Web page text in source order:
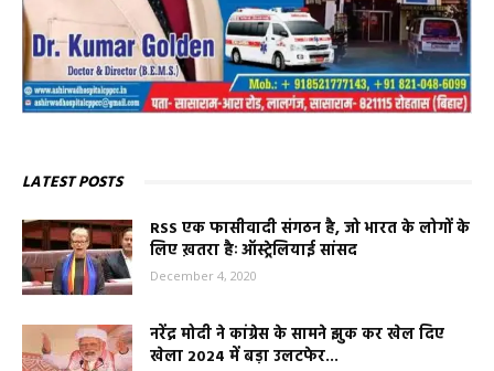
LATEST POSTS
RSS एक फासीवादी संगठन है, जो भारत के लोगों के
लिए ख़तरा हैः ऑस्ट्रेलियाई सांसद
December 4, 2020
नरेंद्र मोदी ने कांग्रेस के सामने झुक कर खेल दिए
खेला 2024 में बड़ा उलटफेर...